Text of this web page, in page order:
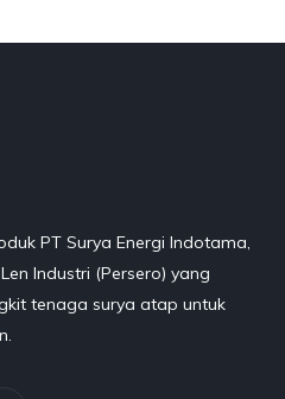
PT Surya Energi Indotama,
Industri (Persero) yang
tenaga surya atap untuk